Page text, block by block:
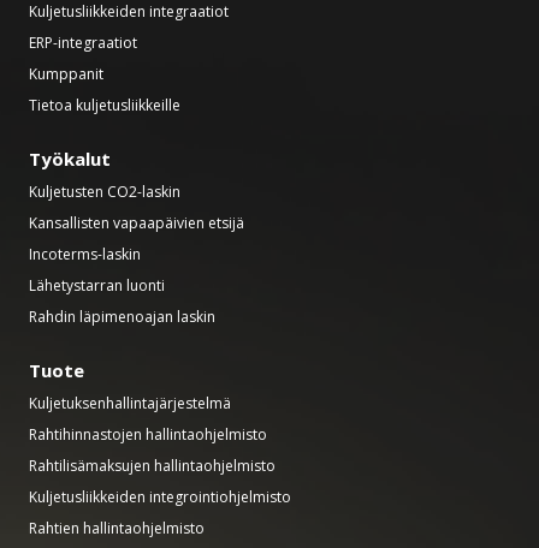
Kuljetusliikkeiden integraatiot
ERP-integraatiot
Kumppanit
Tietoa kuljetusliikkeille
Työkalut
Kuljetusten CO2-laskin
Kansallisten vapaapäivien etsijä
Incoterms-laskin
Lähetystarran luonti
Rahdin läpimenoajan laskin
Tuote
Kuljetuksenhallintajärjestelmä
Rahtihinnastojen hallintaohjelmisto
Rahtilisämaksujen hallintaohjelmisto
Kuljetusliikkeiden integrointiohjelmisto
Rahtien hallintaohjelmisto